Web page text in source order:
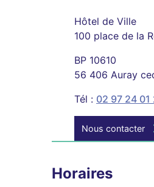
Hôtel de Ville
100 place de la
BP 10610
56 406 Auray
Tél : 02 97 24 01
Nous contacter
Horaires